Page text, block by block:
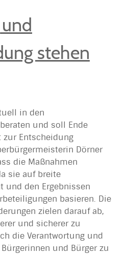
stehen
in den
und soll Ende
Entscheidung
Dörner
die Maßnahmen
sie auf breite
und den Ergebnissen
basieren. Die
zielen darauf ab,
und sicherer zu
die Verantwortung und
und Bürger zu